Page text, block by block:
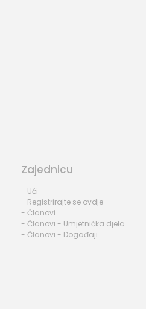
Zajednicu
- Ući
- Registrirajte se ovdje
- Članovi
- Članovi - Umjetnička djela
- Članovi - Događaji